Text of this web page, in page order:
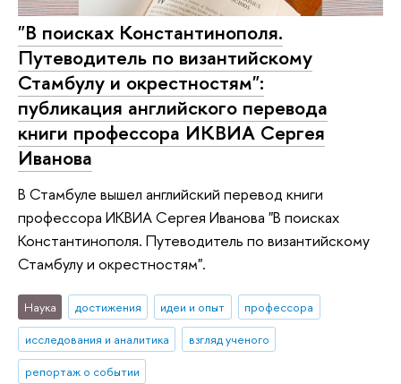
"В поисках Константинополя.
Путеводитель по византийскому
Стамбулу и окрестностям":
публикация английского перевода
книги профессора ИКВИА Сергея
Иванова
В Стамбуле вышел английский перевод книги
профессора ИКВИА Сергея Иванова "В поисках
Константинополя. Путеводитель по византийскому
Стамбулу и окрестностям".
Наука достижения идеи и опыт
профессора
исследования и аналитика
взгляд ученого
репортаж о событии